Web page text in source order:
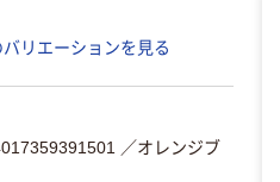
リエーションを見る
／オレンジブ